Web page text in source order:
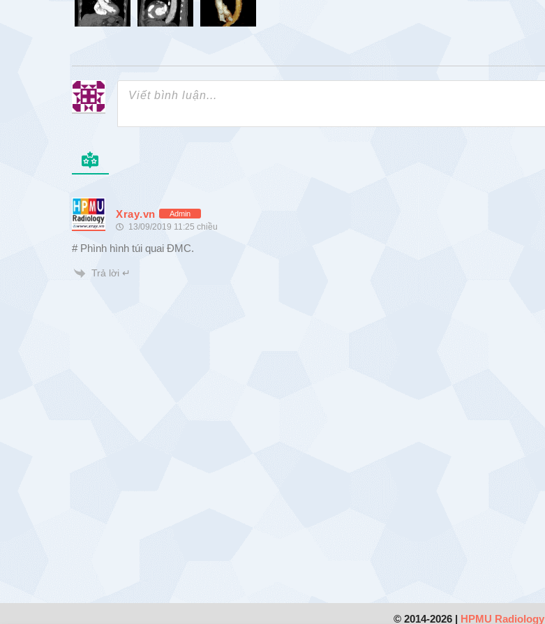
Xray.vn Admin
13/09/2019 11:25 chiều
# Phình hình túi quai ĐMC.
Trả lời ↵
© 2014-2026 | HPMU Radiology